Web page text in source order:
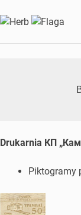
Drukarnia КП
Piktogramy